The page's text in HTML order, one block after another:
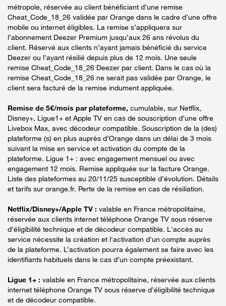
métropole, réservée au client bénéficiant d’une remise
Cheat_Code_18_26 validée par Orange dans le cadre d’une offre
mobile ou internet éligibles. La remise s’appliquera sur
l’abonnement Deezer Premium jusqu’aux 26 ans révolus du
client. Réservé aux clients n’ayant jamais bénéficié du service
Deezer ou l’ayant résilié depuis plus de 12 mois. Une seule
remise Cheat_Code_18_26 Deezer par client. Dans le cas où la
remise Cheat_Code_18_26 ne serait pas validée par Orange, le
client sera facturé de la remise indument appliquée.
Remise de 5€/mois par plateforme, cumulable, sur Netflix,
Disney+, Ligue1+ et Apple TV en cas de souscription d’une offre
Livebox Max, avec décodeur compatible. Souscription de la (des)
plateforme (s) en plus auprès d’Orange dans un délai de 3 mois
suivant la mise en service et activation du compte de la
plateforme. Ligue 1+ : avec engagement mensuel ou avec
engagement 12 mois. Remise appliquée sur la facture Orange.
Liste des plateformes au 20/11/25 susceptible d’évolution. Détails
et tarifs sur orange.fr. Perte de la remise en cas de résiliation.
Netflix/Disney+/Apple TV : valable en France métropolitaine,
réservée aux clients internet téléphone Orange TV sous réserve
d’éligibilité technique et de décodeur compatible. L'accès au
service nécessite la création et l'activation d'un compte auprès
de la plateforme. L’activation pourra également se faire avec les
identifiants habituels dans le cas d’un compte préexistant.
Ligue 1+ : valable en France métropolitaine, réservée aux clients
internet téléphone Orange TV sous réserve d’éligibilité technique
et de décodeur compatible.